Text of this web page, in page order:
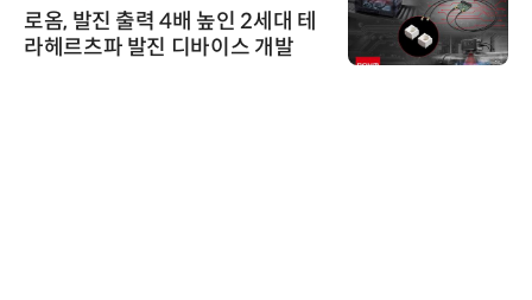
로옴, 발진 출력 4배 높인 2세대 테
라헤르츠파 발진 디바이스 개발